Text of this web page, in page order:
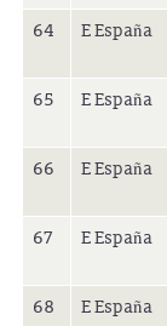
64 E España
65 E España
66
E España
67 E España
68 E España